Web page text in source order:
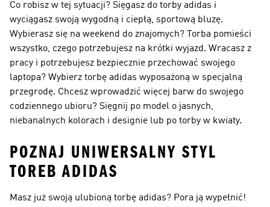
Co robisz w tej sytuacji? Sięgasz do torby adidas i
wyciągasz swoją wygodną i ciepłą, sportową bluzę.
Wybierasz się na weekend do znajomych? Torba pomieści
wszystko, czego potrzebujesz na krótki wyjazd. Wracasz z
pracy i potrzebujesz bezpiecznie przechować swojego
laptopa? Wybierz torbę adidas wyposażoną w specjalną
przegrodę. Chcesz wprowadzić więcej barw do swojego
codziennego ubioru? Sięgnij po model o jasnych,
niebanalnych kolorach i designie lub po torby w kwiaty.
POZNAJ UNIWERSALNY STYL
TOREB ADIDAS
Masz już swoją ulubioną torbę adidas? Pora ją wypełnić!